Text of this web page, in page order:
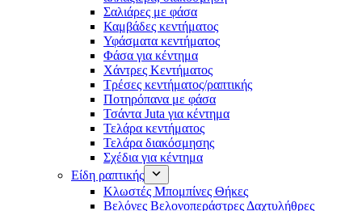
Σαλιάρες με φάσα
Καμβάδες κεντήματος
Υφάσματα κεντήματος
Φάσα για κέντημα
Χάντρες Κεντήματος
Τρέσες κεντήματος/ραπτικής
Ποτηρόπανα με φάσα
Τσάντα Juta για κέντημα
Τελάρα κεντήματος
Τελάρα διακόσμησης
Σχέδια για κέντημα
Είδη ραπτικής
Κλωστές Μπομπίνες Θήκες
Βελόνες Βελονοπεράστρες Δαχτυλήθρες